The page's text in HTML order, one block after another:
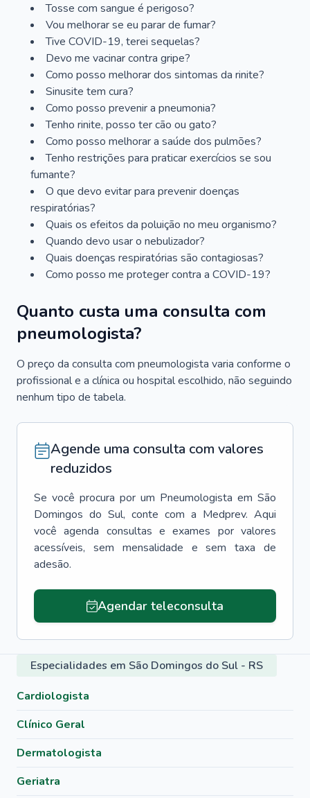
Tosse com sangue é perigoso?
Vou melhorar se eu parar de fumar?
Tive COVID-19, terei sequelas?
Devo me vacinar contra gripe?
Como posso melhorar dos sintomas da rinite?
Sinusite tem cura?
Como posso prevenir a pneumonia?
Tenho rinite, posso ter cão ou gato?
Como posso melhorar a saúde dos pulmões?
Tenho restrições para praticar exercícios se sou
fumante?
O que devo evitar para prevenir doenças
respiratórias?
Quais os efeitos da poluição no meu organismo?
Quando devo usar o nebulizador?
Quais doenças respiratórias são contagiosas?
Como posso me proteger contra a COVID-19?
Quanto custa uma consulta com
pneumologista?
O preço da consulta com pneumologista varia conforme o
profissional e a clínica ou hospital escolhido, não seguindo
nenhum tipo de tabela.
Agende uma consulta com valores
reduzidos
Se você procura por um Pneumologista em São
Domingos do Sul, conte com a Medprev. Aqui
você agenda consultas e exames por valores
acessíveis, sem mensalidade e sem taxa de
adesão.
Agendar teleconsulta
Especialidades em São Domingos do Sul - RS
Cardiologista
Clínico Geral
Dermatologista
Geriatra